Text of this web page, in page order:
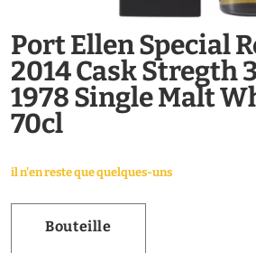
Port Ellen Special
2014 Cask Stregth
1978 Single Malt
70cl
il n'en reste que quelques-uns
Bouteille